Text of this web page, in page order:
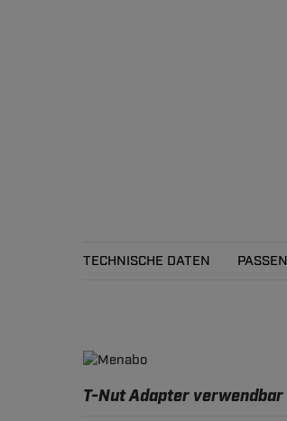
TECHNISCHE DATEN
T-Nut Adapter